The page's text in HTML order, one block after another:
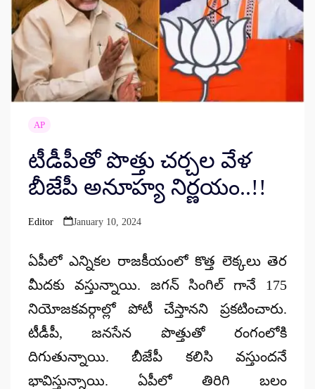
AP
టీడీపీతో పొత్తు చర్చల వేళ
బీజేపీ అనూహ్య నిర్ణయం..!!
Posted
Editor January 10, 2024
ఏపీలో ఎన్నికల రాజకీయంలో కొత్త లెక్కలు తెర
మీదకు వస్తున్నాయి. జగన్ సింగిల్ గానే 175
నియోజకవర్గాల్లో పోటీ చేస్తానని ప్రకటించారు.
టీడీపీ, జనసేన పొత్తుతో రంగంలోకి
దిగుతున్నాయి. బీజేపీ కలిసి వస్తుందనే
భావిస్తున్నాయి. ఏపీలో తిరిగి బలం